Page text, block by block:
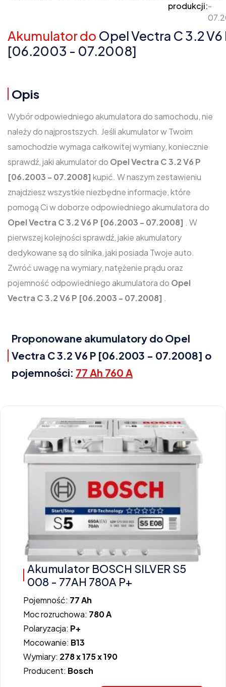
produkcji:-
Akumulator do Opel Vectra C 3.2 V6
[06.2003 - 07.2008]
Opis
Wybór odpowiedniego akumulatora do samochodu, nie
należy do najprostszych. Jeśli akumulator w Twoim
samochodzie wymaga całkowitej wymiany, koniecznie
sprawdź, jaki akumulator do Opel Vectra C 3.2 V6 P
[06.2003 - 07.2008] kupić. W naszym zestawieniu
znajdziesz wszystkie niezbędne informacje, które
pomogą Ci w doborze odpowiedniego akumulatora do
Opel Vectra C 3.2 V6 P [06.2003 - 07.2008] . W
pierwszej kolejności sprawdź, jakie akumulatory
dedykowane są do silnika, jaki posiada Twoje auto.
Zwróć uwagę na wymiary, natężenie prądu oraz
pojemność odpowiedniego akumulatora do Opel
Vectra C 3.2 V6 P [06.2003 - 07.2008] .
Proponowane akumulatory do Opel
Vectra C 3.2 V6 P [06.2003 - 07.2008] o
pojemności: 77 Ah 760 A
Akumulator BOSCH SILVER S5
008 - 77AH 780A P+
Pojemność: 77 Ah
Moc rozruchowa: 780 A
Polaryzacja: P+
Mocowanie: B13
Wymiary: 278 x 175 x 190
Producent: Bosch